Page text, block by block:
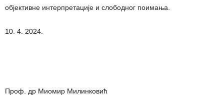
објективне интерпретације и слободног поимања.
10. 4. 2024.
Проф. др Миомир Милинковић